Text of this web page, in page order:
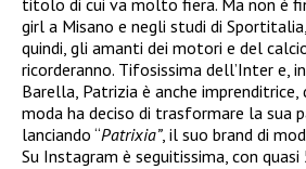
titolo di cui va molto fiera. Ma non è
girl a Misano e negli studi di
quindi, gli amanti dei motori e del
ricorderanno. Tifosissima dell’Inter e,
Barella, Patrizia è anche
moda ha deciso di trasformare la sua
lanciando “Patrixia”, il suo brand di
Su Instagram è seguitissima, con